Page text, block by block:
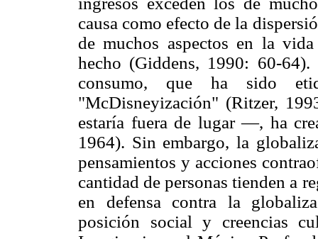
causa como efecto de la
de muchos aspectos en la
hecho (Giddens, 1990: 60-
consumo, que ha sido
"McDisneyización" (Ritzer,
estaría fuera de lugar —, ha
1964). Sin embargo, la
pensamientos y acciones
cantidad de personas tienden a
en defensa contra la
posición social y creencias